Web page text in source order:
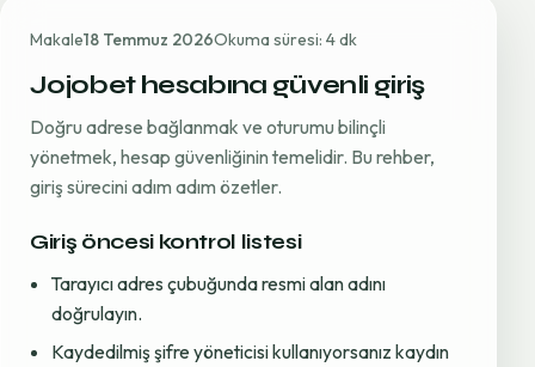
Makale18 Temmuz 2026Okuma süresi: 4 dk
Jojobet hesabına güvenli giriş
Doğru adrese bağlanmak ve oturumu bilinçli
yönetmek, hesap güvenliğinin temelidir. Bu rehber,
giriş sürecini adım adım özetler.
Giriş öncesi kontrol listesi
Tarayıcı adres çubuğunda resmi alan adını
doğrulayın.
Kaydedilmiş şifre yöneticisi kullanıyorsanız kaydın